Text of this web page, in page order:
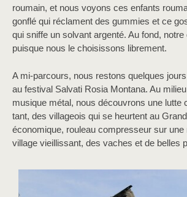
roumain, et nous voyons ces enfants
gonflé qui réclament des gummies et ce
qui sniffe un solvant argenté. Au fond,
puisque nous le choisissons librement.
A mi-parcours, nous restons quelques
au festival Salvati Rosia Montana. Au
musique métal, nous découvrons une lutte
tant, des villageois qui se heurtent au
économique, rouleau compresseur sur une
village vieillissant, des vaches et de belles